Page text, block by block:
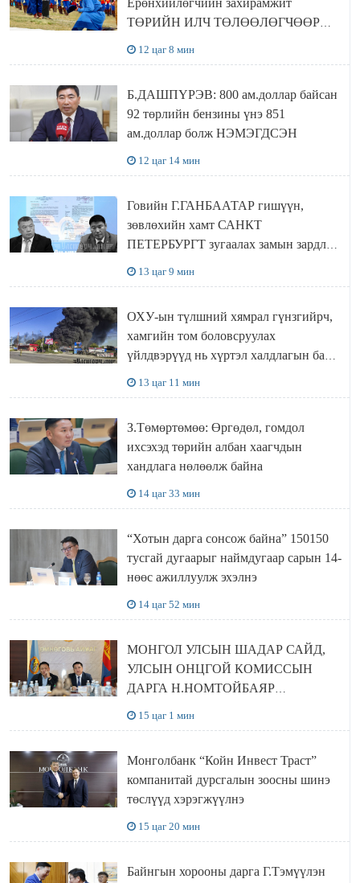
Ерөнхийлөгчийн захирамжит
ТӨРИЙН ИЛЧ ТӨЛӨӨЛӨГЧӨӨР
12 цаг 8 мин
Б.ДАШПҮРЭВ: 800 ам.доллар байсан
92 төрлийн бензины үнэ 851
ам.доллар болж НЭМЭГДСЭН
12 цаг 14 мин
Говийн Г.ГАНБААТАР гишүүн,
зөвлөхийн хамт САНКТ
ПЕТЕРБУРГТ зугаалах замын зардлаа
13 цаг 9 мин
ОХУ-ын түлшний хямрал гүнзгийрч,
хамгийн том боловсруулах
үйлдвэрүүд нь хүртэл халдлагын бай
13 цаг 11 мин
З.Төмөртөмөө: Өргөдөл, гомдол
ихсэхэд төрийн албан хаагчдын
хандлага нөлөөлж байна
14 цаг 33 мин
“Хотын дарга сонсож байна” 150150
тусгай дугаарыг наймдугаар сарын 14-
нөөс ажиллуулж эхэлнэ
14 цаг 52 мин
МОНГОЛ УЛСЫН ШАДАР САЙД,
УЛСЫН ОНЦГОЙ КОМИССЫН
ДАРГА Н.НОМТОЙБАЯР
15 цаг 1 мин
Монголбанк “Койн Инвест Траст”
компанитай дурсгалын зоосны шинэ
төслүүд хэрэгжүүлнэ
15 цаг 20 мин
Байнгын хорооны дарга Г.Тэмүүлэн